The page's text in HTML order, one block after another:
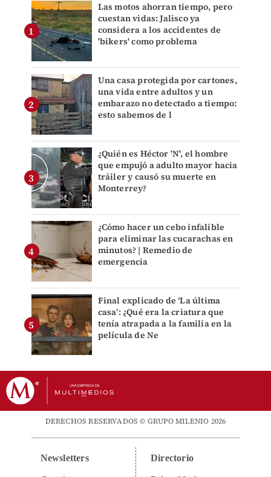
Las motos ahorran tiempo, pero
cuestan vidas: Jalisco ya
considera a los accidentes de
'bikers' como problema
Una casa protegida por cartones,
una vida entre adultos y un
embarazo no detectado a tiempo:
esto sabemos de l
¿Quién es Héctor 'N', el hombre
que empujó a adulto mayor hacia
tráiler y causó su muerte en
Monterrey?
¿Cómo hacer un cebo infalible
para eliminar las cucarachas en
minutos? | Remedio de
emergencia
Final explicado de ‘La última
casa’: ¿Qué era la criatura que
tenía atrapada a la familia en la
película de Ne
DERECHOS RESERVADOS © GRUPO MILENIO 2026
Newsletters Directorio